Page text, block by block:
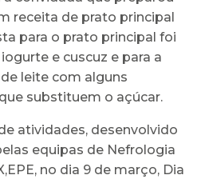
receita de prato principal
para o prato principal foi
e cuscuz e para a
leite com alguns
substituem o açúcar.
atividades, desenvolvido
equipas de Nefrologia
no dia 9 de março, Dia